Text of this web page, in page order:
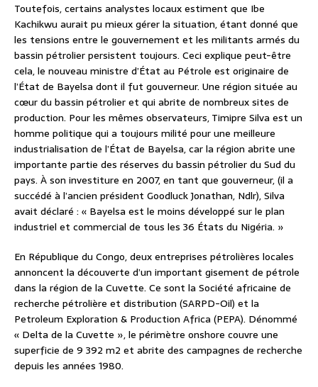
Toutefois, certains analystes locaux estiment que Ibe
Kachikwu aurait pu mieux gérer la situation, étant donné que
les tensions entre le gouvernement et les militants armés du
bassin pétrolier persistent toujours. Ceci explique peut-être
cela, le nouveau ministre d’État au Pétrole est originaire de
l’État de Bayelsa dont il fut gouverneur. Une région située au
cœur du bassin pétrolier et qui abrite de nombreux sites de
production. Pour les mêmes observateurs, Timipre Silva est un
homme politique qui a toujours milité pour une meilleure
industrialisation de l’État de Bayelsa, car la région abrite une
importante partie des réserves du bassin pétrolier du Sud du
pays. À son investiture en 2007, en tant que gouverneur, (il a
succédé à l’ancien président Goodluck Jonathan, Ndlr), Silva
avait déclaré : « Bayelsa est le moins développé sur le plan
industriel et commercial de tous les 36 États du Nigéria. »
En République du Congo, deux entreprises pétrolières locales
annoncent la découverte d’un important gisement de pétrole
dans la région de la Cuvette. Ce sont la Société africaine de
recherche pétrolière et distribution (SARPD-Oil) et la
Petroleum Exploration & Production Africa (PEPA). Dénommé
« Delta de la Cuvette », le périmètre onshore couvre une
superficie de 9 392 m2 et abrite des campagnes de recherche
depuis les années 1980.